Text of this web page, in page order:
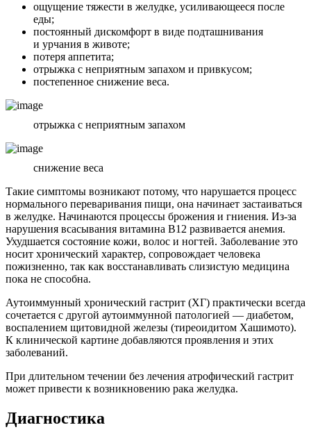
ощущение тяжести в желудке, усиливающееся после
еды;
постоянный дискомфорт в виде подташнивания
и урчания в животе;
потеря аппетита;
отрыжка с неприятным запахом и привкусом;
постепенное снижение веса.
отрыжка с неприятным запахом
снижение веса
Такие симптомы возникают потому, что нарушается процесс
нормального переваривания пищи, она начинает застаиваться
в желудке. Начинаются процессы брожения и гниения. Из-за
нарушения всасывания витамина В12 развивается анемия.
Ухудшается состояние кожи, волос и ногтей. Заболевание это
носит хронический характер, сопровождает человека
пожизненно, так как восстанавливать слизистую медицина
пока не способна.
Аутоиммунный хронический гастрит (ХГ) практически всегда
сочетается с другой аутоиммунной патологией — диабетом,
воспалением щитовидной железы (тиреоидитом Хашимото).
К клинической картине добавляются проявления и этих
заболеваний.
При длительном течении без лечения атрофический гастрит
может привести к возникновению рака желудка.
Диагностика